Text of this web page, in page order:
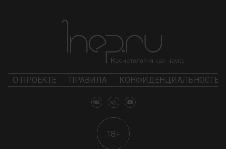
О ПРОЕКТЕ ПРАВИЛА КОНФИДЕНЦИАЛЬНОСТЬ
18+